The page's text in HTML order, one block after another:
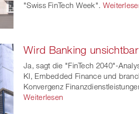
"Swiss FinTech Week".
Wird Banking
Ja, sagt die "FinTech 2040"-
KI, Embedded Finance und
Konvergenz
Weiterlesen